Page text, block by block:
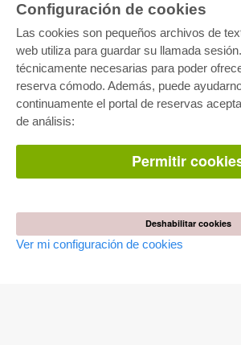
Configuración de cookies
Las cookies son pequeños archivos de
web utiliza para guardar su llamada
técnicamente necesarias para poder
reserva cómodo. Además, puede
continuamente el portal de reservas
de análisis:
Permitir
Deshabilitar cookies
Ver mi configuración de cookies
E-COLLECTION
Paquete de especialidades
Facilitación de E-Books
Preguntas mas frequentes(FAQ)
Condiciones